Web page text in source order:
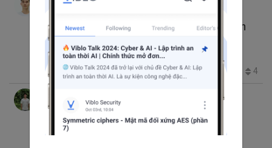
Cài đặt Kubernetes trên Local và làm quen
với kubectl
ContentCreator K8s Kubernetes
781 4 0 4
thg 8 28, 2025 9:16 SA
🚀 Hành trình chinh phục chứng chỉ CKA
2025